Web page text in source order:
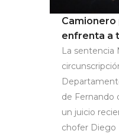
enfrenta a
La sentencia
de Fernando
un juicio
chofer Diego